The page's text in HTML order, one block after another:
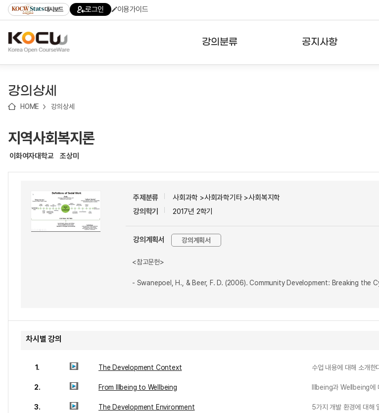
기
기
기
content)
가
대시보드 로그인 이용가이드
강의분류 공지사항
강의상세
HOME 강의상세
지역사회복지론
이화여자대학교 조상미
주제분류
사회과학 >사회과학기타 >사회복지학
강의학기
2017년 2학기
강의계획서 강의계획서
<참고문헌>
- Swanepoel, H., & Beer, F. D. (2006). Community Development: Breaking
차시별 강의
1. The Development Context 수업 내용에 대해 소개한
2. From Illbeing to Wellbeing Illbeing과 Wellbeing에
3. The Development Environment 5가지 개발 환경에 대해